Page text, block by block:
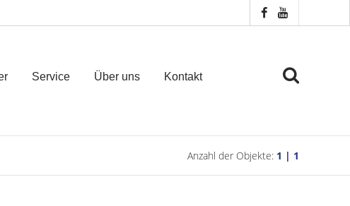
Service Über uns Kontakt
Anzahl der Objekte: 1 | 1